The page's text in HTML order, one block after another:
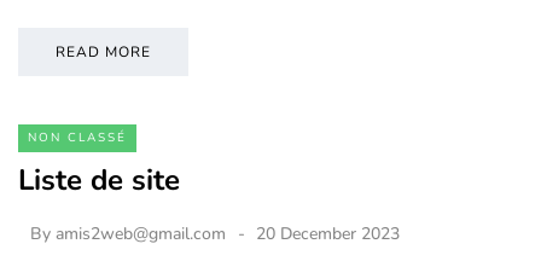
READ MORE
NON CLASSÉ
Liste de site
By amis2web@gmail.com 20 December 2023